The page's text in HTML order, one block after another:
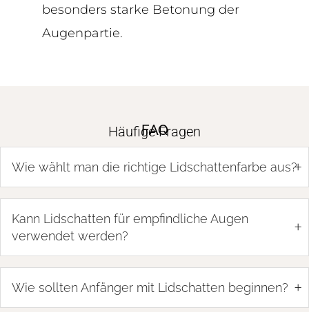
besonders starke Betonung der
Augenpartie.
FAQ
Häufige Fragen
Wie wählt man die richtige Lidschattenfarbe aus?+
Kann Lidschatten für empfindliche Augen
verwendet werden?
+
Wie sollten Anfänger mit Lidschatten beginnen? +